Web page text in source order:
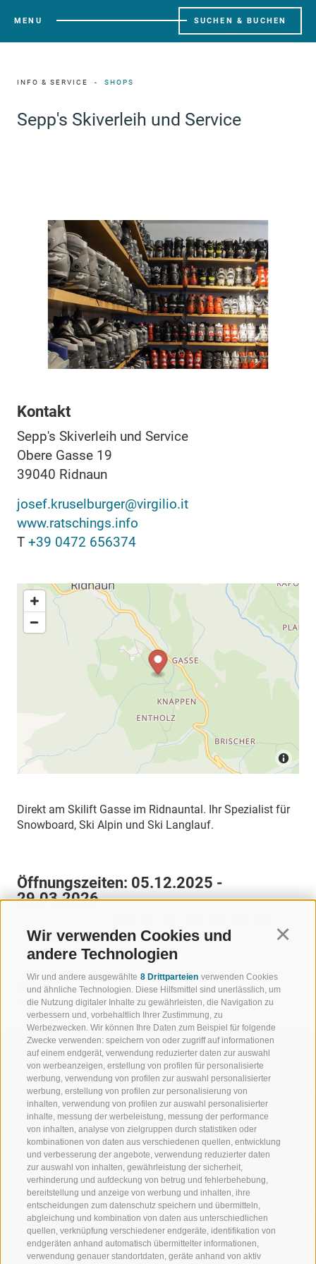
Wir verwenden Cookies und
andere Technologien
Wir und andere ausgewählte 8 Drittparteien verwenden Cookies
und ähnliche Technologien. Diese Hilfsmittel sind unerlässlich, um
die Nutzung digitaler Inhalte zu gewährleisten, die Navigation zu
verbessern und, vorbehaltlich Ihrer Zustimmung, zu
Werbezwecken. Wir können Ihre Daten zum Beispiel für folgende
Zwecke verwenden: speichern von oder zugriff auf informationen
auf einem endgerät, verwendung reduzierter daten zur auswahl
von werbeanzeigen, erstellung von profilen für personalisierte
werbung, verwendung von profilen zur auswahl personalisierter
werbung, erstellung von profilen zur personalisierung von
inhalten, verwendung von profilen zur auswahl personalisierter
inhalte, messung der werbeleistung, messung der performance
von inhalten, analyse von zielgruppen durch statistiken oder
kombinationen von daten aus verschiedenen quellen, entwicklung
und verbesserung der angebote, verwendung reduzierter daten
zur auswahl von inhalten, gewährleistung der sicherheit,
verhinderung und aufdeckung von betrug und fehlerbehebung,
bereitstellung und anzeige von werbung und inhalten, ihre
entscheidungen zum datenschutz speichern und übermitteln,
abgleichung und kombination von daten aus unterschiedlichen
quellen, verknüpfung verschiedener endgeräte, identifikation von
endgeräten anhand automatisch übermittelter informationen,
verwendung genauer standortdaten, geräte anhand von aktiv
MENU SUCHEN & BUCHEN
INFO & SERVICE SHOPS
Sepp's Skiverleih und Service
Kontakt
Sepp's Skiverleih und Service
Obere Gasse 19
39040 Ridnaun
josef.kruselburger@virgilio.it
www.ratschings.info
T +39 0472 656374
Direkt am Skilift Gasse im Ridnauntal. Ihr Spezialist für
Snowboard, Ski Alpin und Ski Langlauf.
Öffnungszeiten: 05.12.2025 -
29.03.2026
08:30 - 17:00
ZURÜCK
WILLKOMMEN IN DER
FERIENREGION RATSCHINGS
JAUFENTAL
RATSCHINGS
RIDNAUNTAL
BERGBAHNEN
SPORT UND
MENGE
SKIFAHREN
WANDERN
HOCHALPINE
BIKEN